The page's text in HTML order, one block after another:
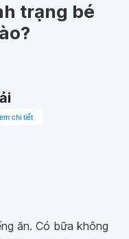
trạng bé
chi tiết
ăn. Có bữa không